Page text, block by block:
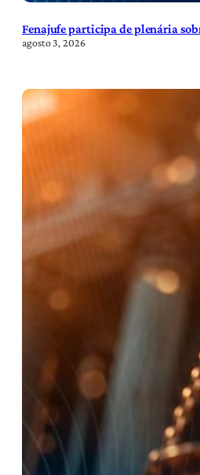
Fenajufe participa de plenária
agosto 3, 2026